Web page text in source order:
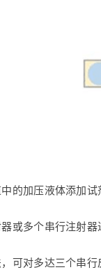
的加压液体添加
或多个串行注射器
可对多达三个串